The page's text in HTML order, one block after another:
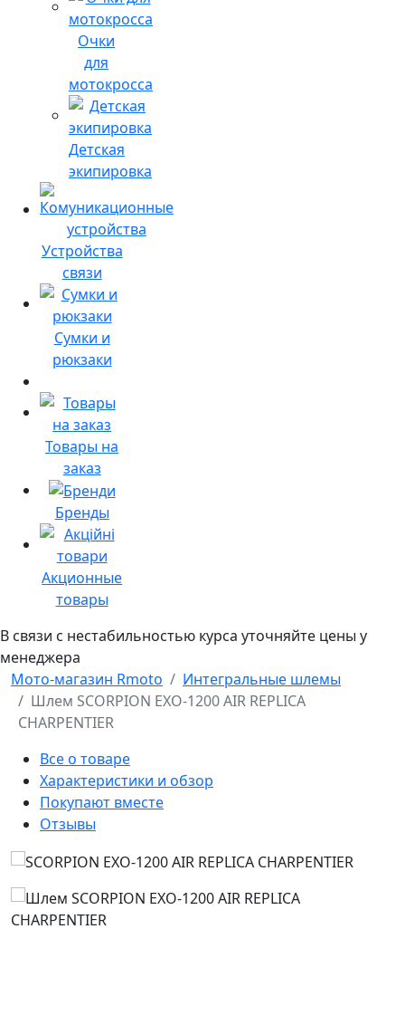
Очки
для
мотокросса
Детская
экипировка
Устройства
связи
Сумки и
рюкзаки
Товары на
заказ
Бренды
Акционные
товары
В связи с нестабильностью курса уточняйте цены у
менеджера
Мото-магазин Rmoto
Интегральные шлемы
Шлем SCORPION EXO-1200 AIR REPLICA
CHARPENTIER
Все о товаре
Характеристики и обзор
Покупают вместе
Отзывы